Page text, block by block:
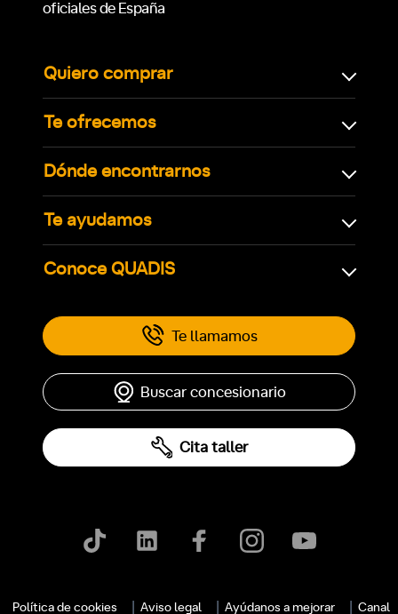
oficiales de España
Quiero comprar
Te ofrecemos
Dónde encontrarnos
Te ayudamos
Conoce QUADIS
Te llamamos
Buscar concesionario
Cita taller
Política de cookies Aviso legal Ayúdanos a mejorar Canal